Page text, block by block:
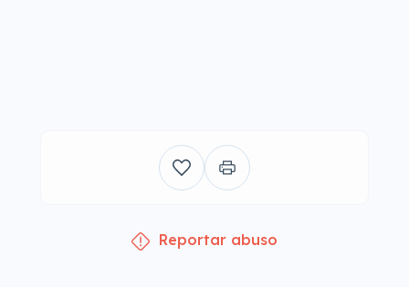
Reportar abuso